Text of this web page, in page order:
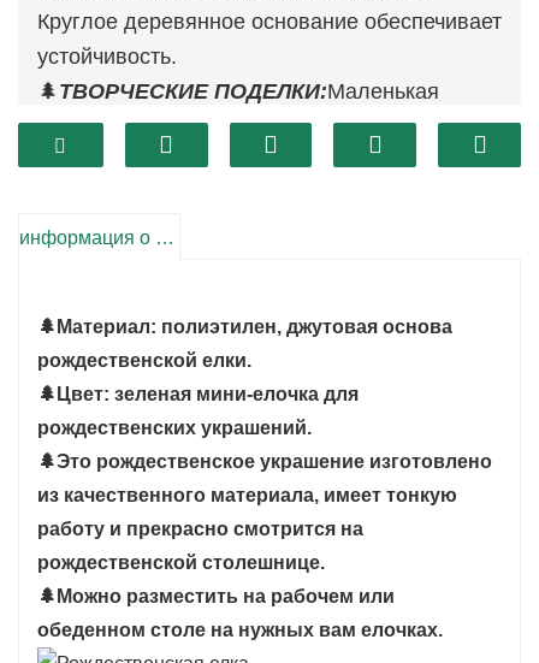
Круглое деревянное основание обеспечивает
устойчивость.
🌲 ТВОРЧЕСКИЕ ПОДЕЛКИ:Маленькая
рождественская елка выглядит более
реалистично и долговечна, идеально
дома.
высотой 13, 17 и 24 дюйма подходит для
большинства случаев.
🌲ШИРОКОЕ ИСПОЛЬЗОВАНИЕ:
использовать эти маленькие елочки на своем
столе, письменном столе, витрине, офисе,
гостиной, камине и т. д.
СОВЕТ: Если у вас возникнут какие-либо
проблемы с нашей продукцией, немедленно
свяжитесь с нами, мы свяжемся с вами как
можно скорее.
информация о продукте
🌲 Материал: полиэтилен, джутовая основа
рождественской елки.
🌲 Цвет: зеленая мини-елочка для
рождественских украшений.
🌲Это рождественское украшение изготовлено
из качественного материала, имеет тонкую
работу и прекрасно смотрится на
рождественской столешнице.
🌲 Можно разместить на рабочем или
обеденном столе на нужных вам елочках.